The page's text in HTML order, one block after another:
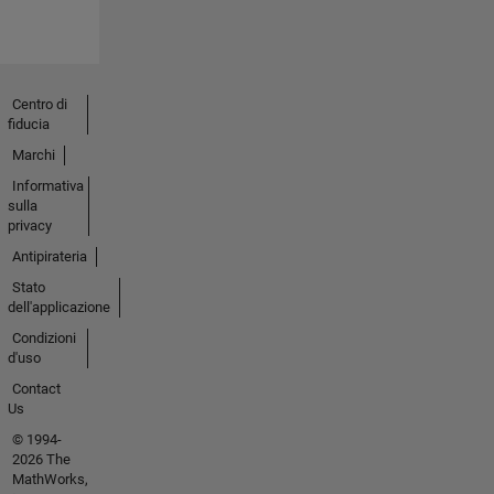
Centro di
fiducia
Marchi
Informativa
sulla
privacy
Antipirateria
Stato
dell'applicazione
Condizioni
d'uso
Contact
Us
© 1994-
2026 The
MathWorks,